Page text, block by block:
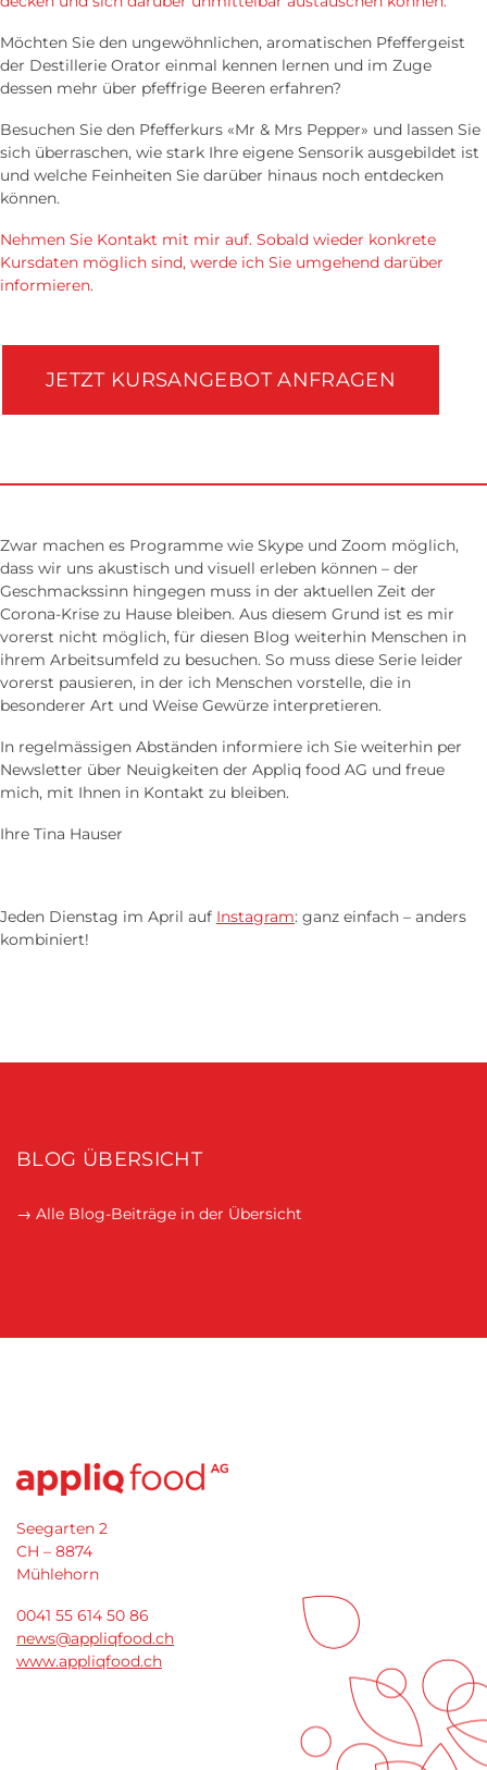
Möchten Sie den ungewöhnlichen, aromatischen Pfeffergeist
der Destillerie Orator einmal kennen lernen und im Zuge
dessen mehr über pfeffrige Beeren erfahren?
Besuchen Sie den Pfefferkurs «Mr & Mrs Pepper» und lassen Sie
sich überraschen, wie stark Ihre eigene Sensorik ausgebildet ist
und welche Feinheiten Sie darüber hinaus noch entdecken
können.
Nehmen Sie Kontakt mit mir auf. Sobald wieder konkrete
Kursdaten möglich sind, werde ich Sie umgehend darüber
informieren.
JETZT KURSANGEBOT ANFRAGEN
Zwar machen es Programme wie Skype und Zoom möglich,
dass wir uns akustisch und visuell erleben können – der
Geschmacks­sinn hingegen muss in der aktuellen Zeit der
Corona-Krise zu Hause bleiben. Aus diesem Grund ist es mir
vor­erst nicht möglich, für diesen Blog weiter­hin Menschen in
ihrem Arbeits­umfeld zu besuchen. So muss diese Serie leider
vor­erst pausieren, in der ich Menschen vorstelle, die in
besonderer Art und Weise Gewürze interpretieren.
In regelmässigen Ab­ständen informiere ich Sie weiterhin per
Newsletter über Neuigkeiten der Appliq food AG und freue
mich, mit Ihnen in Kontakt zu bleiben.
Ihre Tina Hauser
Jeden Dienstag im April auf Instagram: ganz einfach – anders
kombiniert!
BLOG ÜBERSICHT
→ Alle Blog-Beiträge in der Übersicht
Seegarten 2
CH – 8874
Mühlehorn
0041 55 614 50 86
news@appliqfood.ch
www.appliqfood.ch